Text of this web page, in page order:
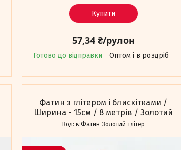
Купити
57,34 ₴/рулон
Готово до відправки Оптом і в роздріб
Фатин з глітером і блискітками /
Ширина - 15см / 8 метрів / Золотий
в:Фатин-Золотий-глітер